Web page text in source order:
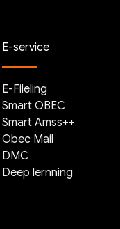
E-service
E-Fileling
Smart OBEC
Smart Amss++
Obec Mail
DMC
Deep lernning